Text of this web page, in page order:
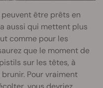
être prêts en
aussi qui mettent plus
comme pour les
que le moment de
sur les têtes, à
Pour vraiment